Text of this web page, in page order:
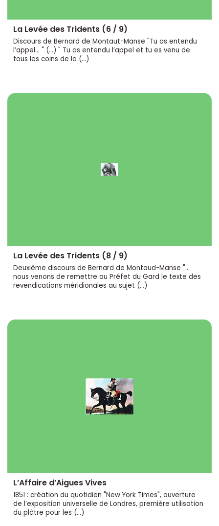
La Levée des Tridents (6 / 9)
Discours de Bernard de Montaut-Manse "Tu as entendu
l’appel... " (...) " Tu as entendu l’appel et tu es venu de
tous les coins de la (…)
La Levée des Tridents (8 / 9)
Deuxième discours de Bernard de Montaud-Manse "...
nous venons de remettre au Préfet du Gard le texte des
revendications méridionales au sujet (…)
L’Affaire d’Aigues Vives
1851 : création du quotidien "New York Times", ouverture
de l’exposition universelle de Londres, première utilisation
du plâtre pour les (…)